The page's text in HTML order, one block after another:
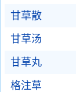
甘草散
甘草汤
甘草丸
格注草